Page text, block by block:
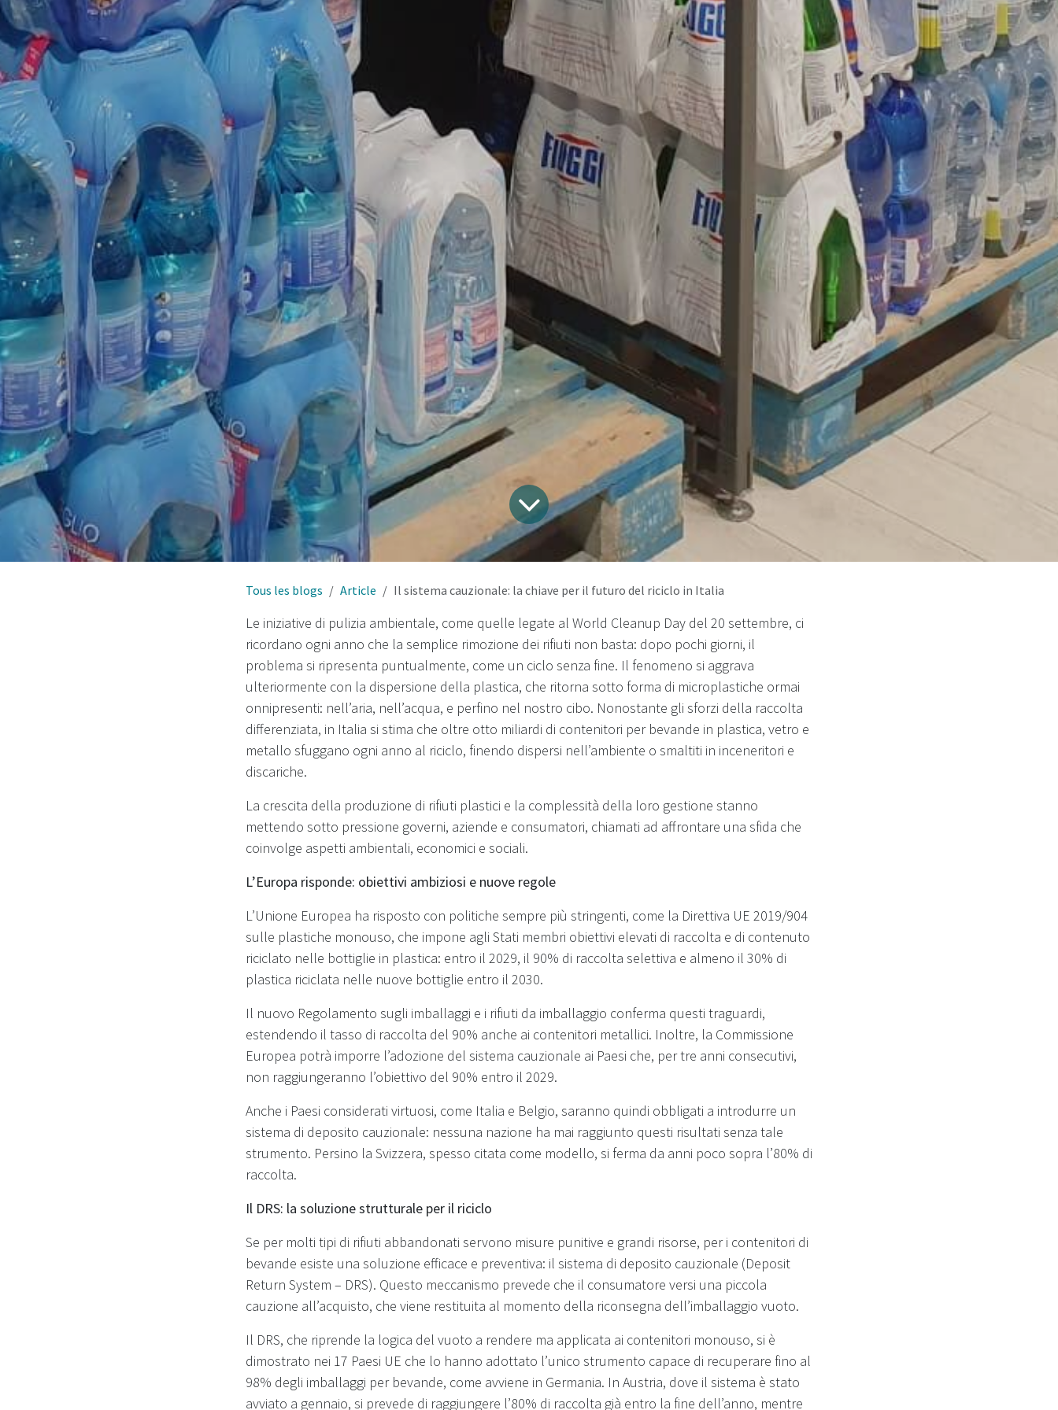
Tous les blogs Article Il sistema cauzionale: la chiave per il futuro del riciclo in Italia
Le iniziative di pulizia ambientale, come quelle legate al World Cleanup Day del 20 settembre, ci
ricordano ogni anno che la semplice rimozione dei rifiuti non basta: dopo pochi giorni, il
problema si ripresenta puntualmente, come un ciclo senza fine. Il fenomeno si aggrava
ulteriormente con la dispersione della plastica, che ritorna sotto forma di microplastiche ormai
onnipresenti: nell’aria, nell’acqua, e perfino nel nostro cibo. Nonostante gli sforzi della raccolta
differenziata, in Italia si stima che oltre otto miliardi di contenitori per bevande in plastica, vetro e
metallo sfuggano ogni anno al riciclo, finendo dispersi nell’ambiente o smaltiti in inceneritori e
discariche.
La crescita della produzione di rifiuti plastici e la complessità della loro gestione stanno
mettendo sotto pressione governi, aziende e consumatori, chiamati ad affrontare una sfida che
coinvolge aspetti ambientali, economici e sociali.
L’Europa risponde: obiettivi ambiziosi e nuove regole
L’Unione Europea ha risposto con politiche sempre più stringenti, come la Direttiva UE 2019/904
sulle plastiche monouso, che impone agli Stati membri obiettivi elevati di raccolta e di contenuto
riciclato nelle bottiglie in plastica: entro il 2029, il 90% di raccolta selettiva e almeno il 30% di
plastica riciclata nelle nuove bottiglie entro il 2030.
Il nuovo Regolamento sugli imballaggi e i rifiuti da imballaggio conferma questi traguardi,
estendendo il tasso di raccolta del 90% anche ai contenitori metallici. Inoltre, la Commissione
Europea potrà imporre l’adozione del sistema cauzionale ai Paesi che, per tre anni consecutivi,
non raggiungeranno l’obiettivo del 90% entro il 2029.
Anche i Paesi considerati virtuosi, come Italia e Belgio, saranno quindi obbligati a introdurre un
sistema di deposito cauzionale: nessuna nazione ha mai raggiunto questi risultati senza tale
strumento. Persino la Svizzera, spesso citata come modello, si ferma da anni poco sopra l’80% di
raccolta.
Il DRS: la soluzione strutturale per il riciclo
Se per molti tipi di rifiuti abbandonati servono misure punitive e grandi risorse, per i contenitori di
bevande esiste una soluzione efficace e preventiva: il sistema di deposito cauzionale (Deposit
Return System – DRS). Questo meccanismo prevede che il consumatore versi una piccola
cauzione all’acquisto, che viene restituita al momento della riconsegna dell’imballaggio vuoto.
Il DRS, che riprende la logica del vuoto a rendere ma applicata ai contenitori monouso, si è
dimostrato nei 17 Paesi UE che lo hanno adottato l’unico strumento capace di recuperare fino al
98% degli imballaggi per bevande, come avviene in Germania. In Austria, dove il sistema è stato
avviato a gennaio, si prevede di raggiungere l’80% di raccolta già entro la fine dell’anno, mentre